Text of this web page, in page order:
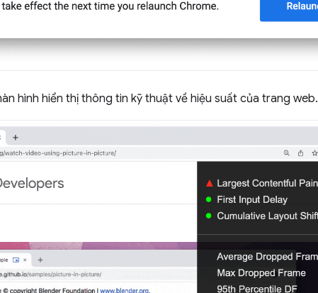
hình hiển thị thông tin kỹ thuật về hiệu suất của trang web.